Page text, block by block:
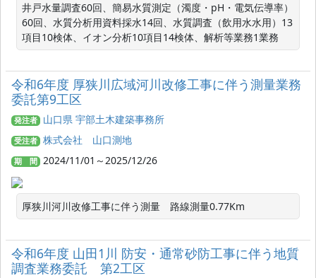
井戸水量調査60回、簡易水質測定（濁度・pH・電気伝導率）
60回、水質分析用資料採水14回、水質調査（飲用水水用）13
項目10検体、イオン分析10項目14検体、解析等業務1業務
令和6年度 厚狭川広域河川改修工事に伴う測量業務
委託第9工区
発注者 山口県 宇部土木建築事務所
受注者 株式会社 山口測地
期 間 2024/11/01～2025/12/26
令和6年度 山田1川 防安・通常砂防工事に伴う地質
調査業務委託 第2工区